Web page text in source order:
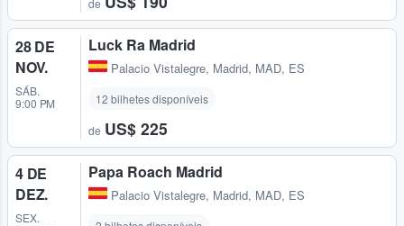
28 DE
NOV.
SÁB.
9:00 PM
Luck Ra Madrid
Palacio Vistalegre, Madrid, MAD, ES
12 bilhetes disponíveis
de US$ 225
4 DE
DEZ.
SEX.
Papa Roach Madrid
Palacio Vistalegre, Madrid, MAD, ES